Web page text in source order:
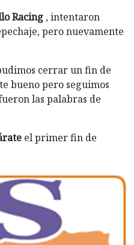
Racing , intentaron
pero nuevamente
cerrar un fin de
bueno pero seguimos
las palabras de
el primer fin de